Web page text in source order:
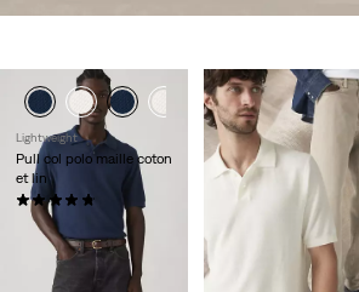
Lightweight
Pull col polo maille coton
et lin
65,00 €